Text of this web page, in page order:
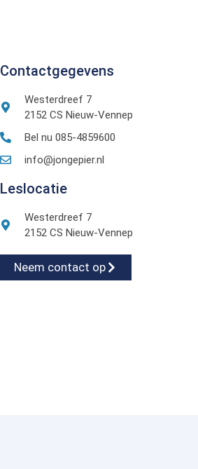
Contactgegevens
Westerdreef 7
2152 CS Nieuw-Vennep
Bel nu 085-4859600
info@jongepier.nl
Leslocatie
Westerdreef 7
2152 CS Nieuw-Vennep
Neem contact op